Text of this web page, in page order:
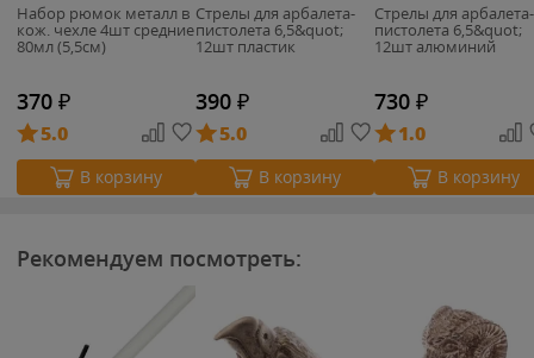
Набор рюмок металл в
кож. чехле 4шт средние
80мл (5,5см)
370 ₽
5.0
В корзину
Стрелы для арбалета-
пистолета 6,5&quot;
12шт пластик
390 ₽
5.0
В корзину
Стрелы для арбалета-
пистолета 6,5&quot;
12шт алюминий
730 ₽
1.0
В корзину
Рекомендуем посмотреть: